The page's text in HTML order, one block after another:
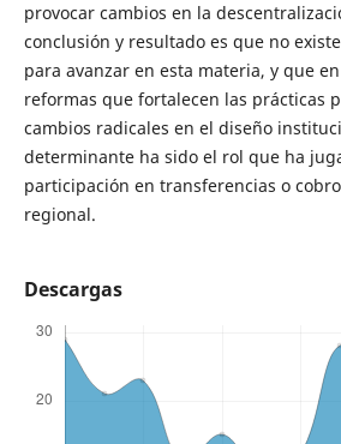
provocar cambios en la
conclusión y resultado es que no
para avanzar en esta materia, y que
reformas que fortalecen las prácticas
cambios radicales en el diseño
determinante ha sido el rol que ha
participación en transferencias o
regional.
Descargas